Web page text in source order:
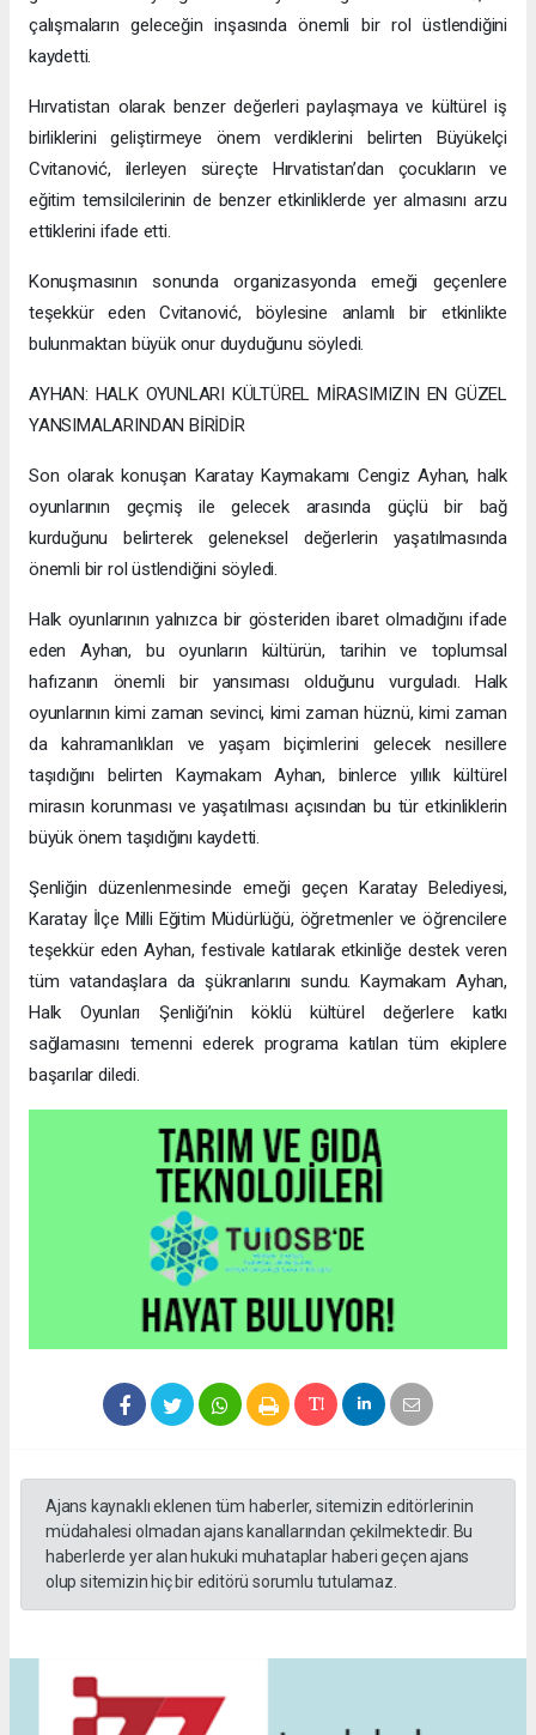
çalışmaların geleceğin inşasında önemli bir rol üstlendiğini
kaydetti.
Hırvatistan olarak benzer değerleri paylaşmaya ve kültürel iş
birliklerini geliştirmeye önem verdiklerini belirten Büyükelçi
Cvitanović, ilerleyen süreçte Hırvatistan’dan çocukların ve
eğitim temsilcilerinin de benzer etkinliklerde yer almasını arzu
ettiklerini ifade etti.
Konuşmasının sonunda organizasyonda emeği geçenlere
teşekkür eden Cvitanović, böylesine anlamlı bir etkinlikte
bulunmaktan büyük onur duyduğunu söyledi.
AYHAN: HALK OYUNLARI KÜLTÜREL MİRASIMIZIN EN GÜZEL
YANSIMALARINDAN BİRİDİR
Son olarak konuşan Karatay Kaymakamı Cengiz Ayhan, halk
oyunlarının geçmiş ile gelecek arasında güçlü bir bağ
kurduğunu belirterek geleneksel değerlerin yaşatılmasında
önemli bir rol üstlendiğini söyledi.
Halk oyunlarının yalnızca bir gösteriden ibaret olmadığını ifade
eden Ayhan, bu oyunların kültürün, tarihin ve toplumsal
hafızanın önemli bir yansıması olduğunu vurguladı. Halk
oyunlarının kimi zaman sevinci, kimi zaman hüznü, kimi zaman
da kahramanlıkları ve yaşam biçimlerini gelecek nesillere
taşıdığını belirten Kaymakam Ayhan, binlerce yıllık kültürel
mirasın korunması ve yaşatılması açısından bu tür etkinliklerin
büyük önem taşıdığını kaydetti.
Şenliğin düzenlenmesinde emeği geçen Karatay Belediyesi,
Karatay İlçe Milli Eğitim Müdürlüğü, öğretmenler ve öğrencilere
teşekkür eden Ayhan, festivale katılarak etkinliğe destek veren
tüm vatandaşlara da şükranlarını sundu. Kaymakam Ayhan,
Halk Oyunları Şenliği’nin köklü kültürel değerlere katkı
sağlamasını temenni ederek programa katılan tüm ekiplere
başarılar diledi.
Ajans kaynaklı eklenen tüm haberler, sitemizin editörlerinin
müdahalesi olmadan ajans kanallarından çekilmektedir. Bu
haberlerde yer alan hukuki muhataplar haberi geçen ajans
olup sitemizin hiç bir editörü sorumlu tutulamaz.